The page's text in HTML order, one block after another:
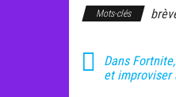
Mots-clés
Dans
et improviser